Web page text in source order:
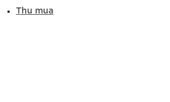
Thu mua